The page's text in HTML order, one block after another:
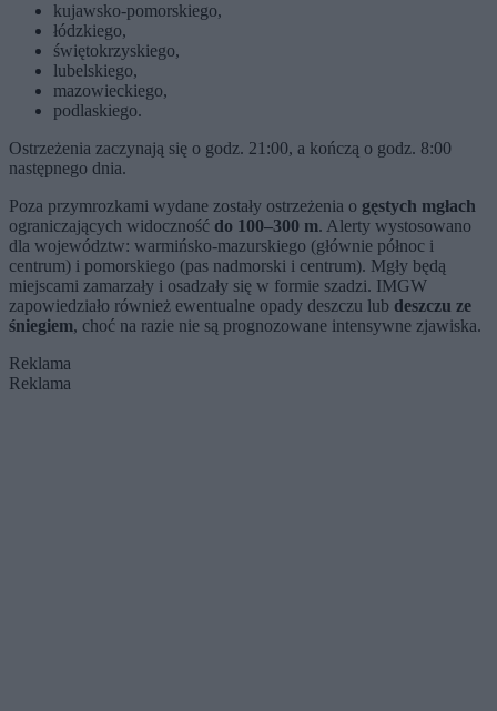
kujawsko-pomorskiego,
łódzkiego,
świętokrzyskiego,
lubelskiego,
mazowieckiego,
podlaskiego.
Ostrzeżenia zaczynają się o godz. 21:00, a kończą o godz. 8:00
następnego dnia.
Poza przymrozkami wydane zostały ostrzeżenia o gęstych mgłach
ograniczających widoczność do 100–300 m. Alerty wystosowano
dla województw: warmińsko-mazurskiego (głównie północ i
centrum) i pomorskiego (pas nadmorski i centrum). Mgły będą
miejscami zamarzały i osadzały się w formie szadzi. IMGW
zapowiedziało również ewentualne opady deszczu lub deszczu ze
śniegiem, choć na razie nie są prognozowane intensywne zjawiska.
Reklama
Reklama